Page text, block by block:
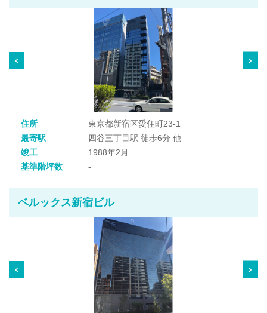
住所
東京都新宿区愛住町23-1
最寄駅
四谷三丁目駅 徒歩6分 他
竣工
1988年2月
基準階坪数
-
ベルックス新宿ビル